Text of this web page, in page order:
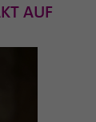
AUF